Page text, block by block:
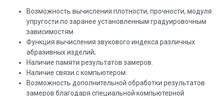
Возможность вычисления плотности, прочности, модуля
упругости по заранее установленным градуировочным
зависимостям.
Функция вычисления звукового индекса различных
абразивных изделий;
Наличие памяти результатов замеров.
Наличие связи с компьютером.
Возможность дополнительной обработки результатов
замеров благодаря специальной компьютерной